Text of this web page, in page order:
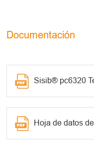
Documentación
Sisib® pc6320
Hoja de datos